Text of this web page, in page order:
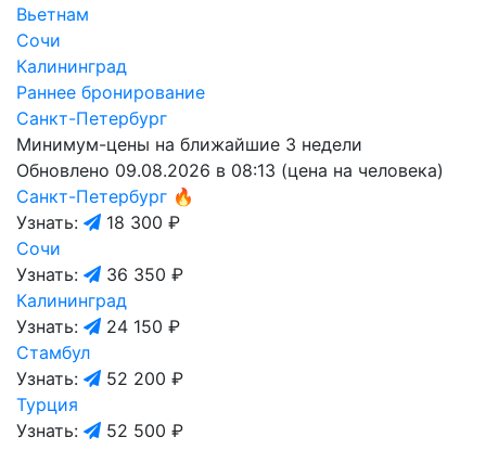
Вьетнам
Сочи
Калининград
Раннее бронирование
Санкт-Петербург
Минимум-цены на ближайшие 3 недели
Обновлено 09.08.2026 в 08:13 (цена на человека)
Санкт-Петербург 🔥
Узнать:
18 300 ₽
Сочи
Узнать:
36 350 ₽
Калининград
Узнать:
24 150 ₽
Стамбул
Узнать:
52 200 ₽
Турция
Узнать:
52 500 ₽